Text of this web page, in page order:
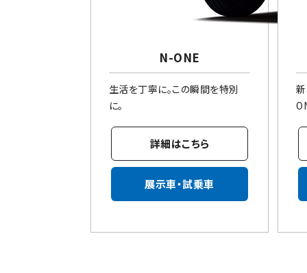
N-ONE
生活を丁寧に。この瞬間を特別
に。
詳細はこちら
展示車・試乗車